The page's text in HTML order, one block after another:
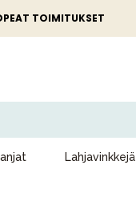
TOIMITUKSET
Lahjavinkkejä